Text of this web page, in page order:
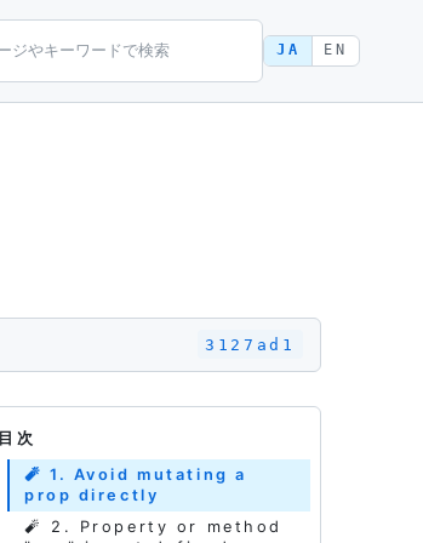
JA EN
3127ad1
目次
🧨 1. Avoid mutating a
prop directly
🧨 2. Property or method